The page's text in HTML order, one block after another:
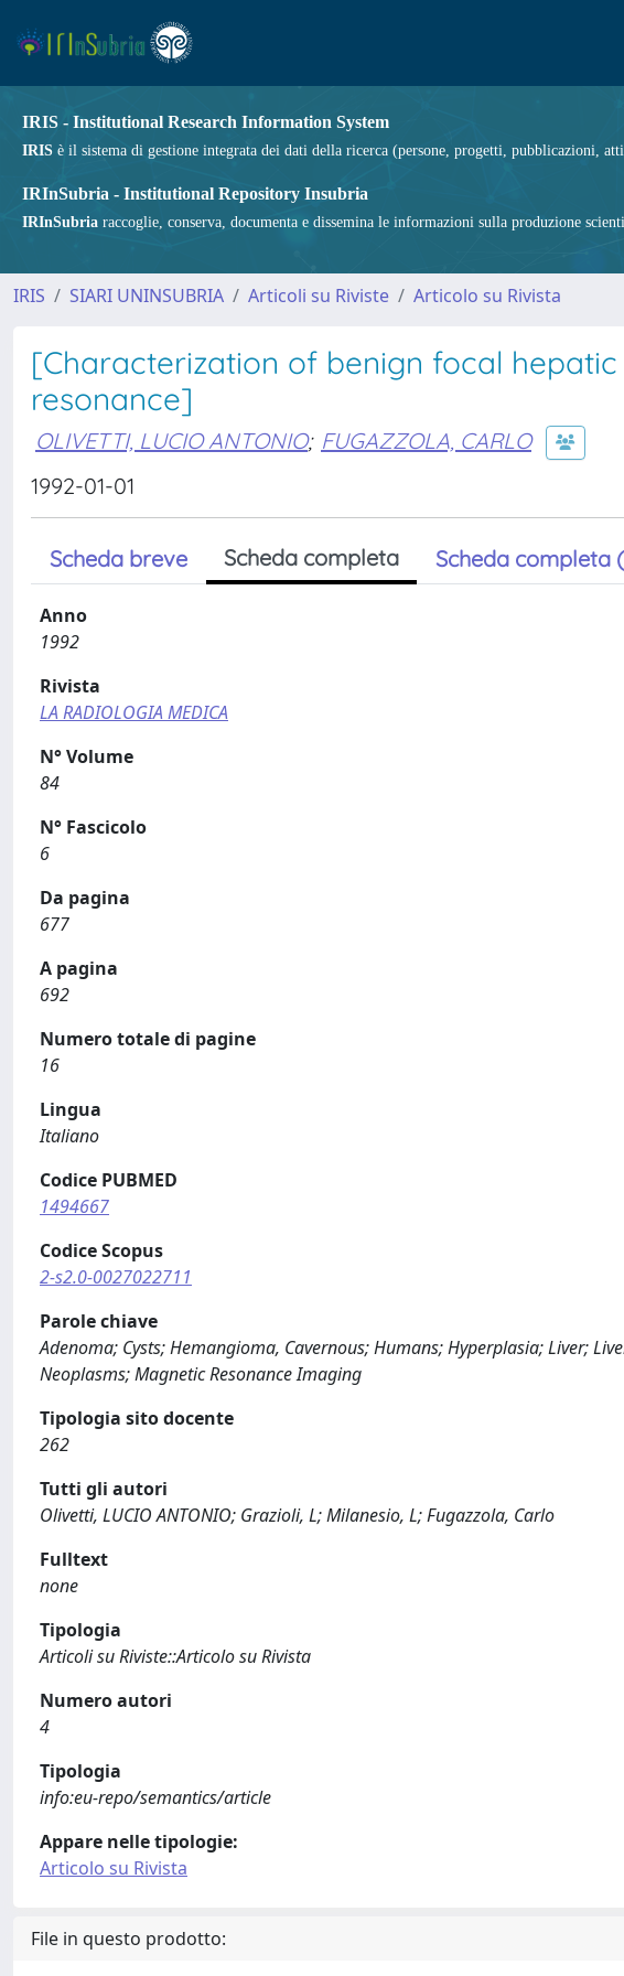
IRIS - Institutional Research Information System
IRIS è il sistema di gestione integrata dei dati della ricerca (persone, progetti, pubblicazioni,
IRInSubria - Institutional Repository Insubria
IRInSubria raccoglie, conserva, documenta e dissemina le informazioni sulla produzione
IRIS SIARI UNINSUBRIA Articoli su Riviste Articolo su Rivista
[Characterization of benign focal
resonance]
OLIVETTI, LUCIO ANTONIO; FUGAZZOLA, CARLO
1992-01-01
Scheda breve Scheda completa Scheda completa
Anno
1992
Rivista
LA RADIOLOGIA MEDICA
N° Volume
84
N° Fascicolo
6
Da pagina
677
A pagina
692
Numero totale di pagine
16
Lingua
Italiano
Codice PUBMED
1494667
Codice Scopus
2-s2.0-0027022711
Parole chiave
Adenoma; Cysts; Hemangioma, Cavernous; Humans; Hyperplasia; Liver;
Neoplasms; Magnetic Resonance Imaging
Tipologia sito docente
262
Tutti gli autori
Olivetti, LUCIO ANTONIO; Grazioli, L; Milanesio, L; Fugazzola, Carlo
Fulltext
none
Tipologia
Articoli su Riviste::Articolo su Rivista
Numero autori
4
Tipologia
info:eu-repo/semantics/article
Appare nelle tipologie:
Articolo su Rivista
File in questo prodotto: